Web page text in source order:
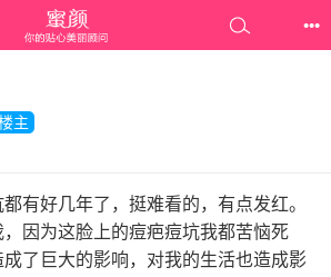
•••
主
有好几年了，挺难看的，有点发红。
因为这脸上的痘疤痘坑我都苦恼死
了巨大的影响，对我的生活也造成影